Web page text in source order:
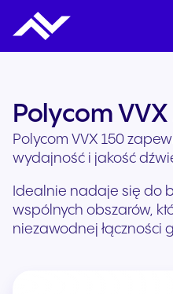
Polycom VVX
Polycom VVX 150
wydajność i jakość
Idealnie nadaje się do
wspólnych obszarów,
niezawodnej łączności